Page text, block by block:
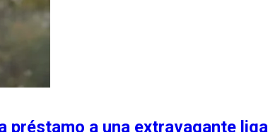
préstamo a una extravagante liga